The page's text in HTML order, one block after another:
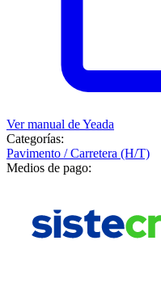
Ver manual deYeada
Categorías:
Pavimento / Carretera (H/T)
Medios de pago: